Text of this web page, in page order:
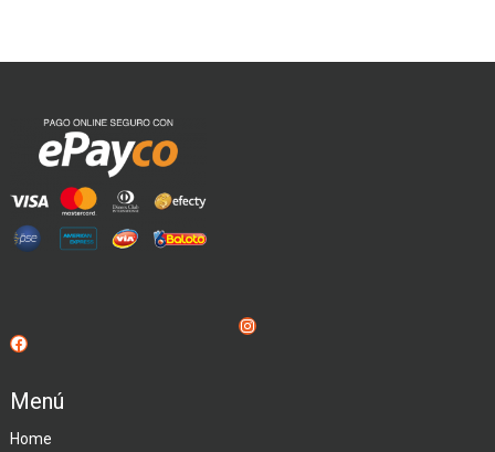
Instagram
Facebook
Menú
Home